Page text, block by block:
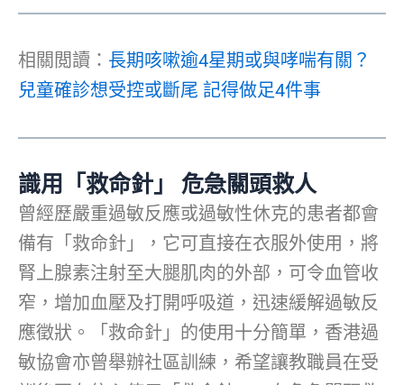
相關閲讀： 長期咳嗽逾4星期或與哮喘有關？
兒童確診想受控或斷尾 記得做足4件事
識用「救命針」 危急關頭救人
曾經歷嚴重過敏反應或過敏性休克的患者都會
備有「救命針」，它可直接在衣服外使用，將
腎上腺素注射至大腿肌肉的外部，可令血管收
窄，增加血壓及打開呼吸道，迅速緩解過敏反
應徵狀。「救命針」的使用十分簡單，香港過
敏協會亦曾舉辦社區訓練，希望讓教職員在受